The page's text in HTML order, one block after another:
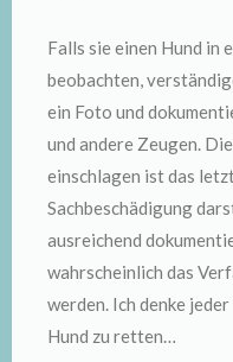
Falls sie einen Hund in
beobachten,
ein Foto und
und andere Zeugen.
einschlagen ist das
Sachbeschädigung
ausreichend
wahrscheinlich das
werden. Ich denke
Hund zu retten…